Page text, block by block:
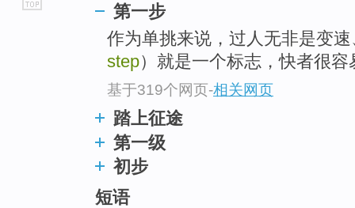
第一步
作为单挑来说，过人无非是变
step）就是一个标志，快者很
基于319个网页-相关网页
踏上征途
第一级
初步
短语